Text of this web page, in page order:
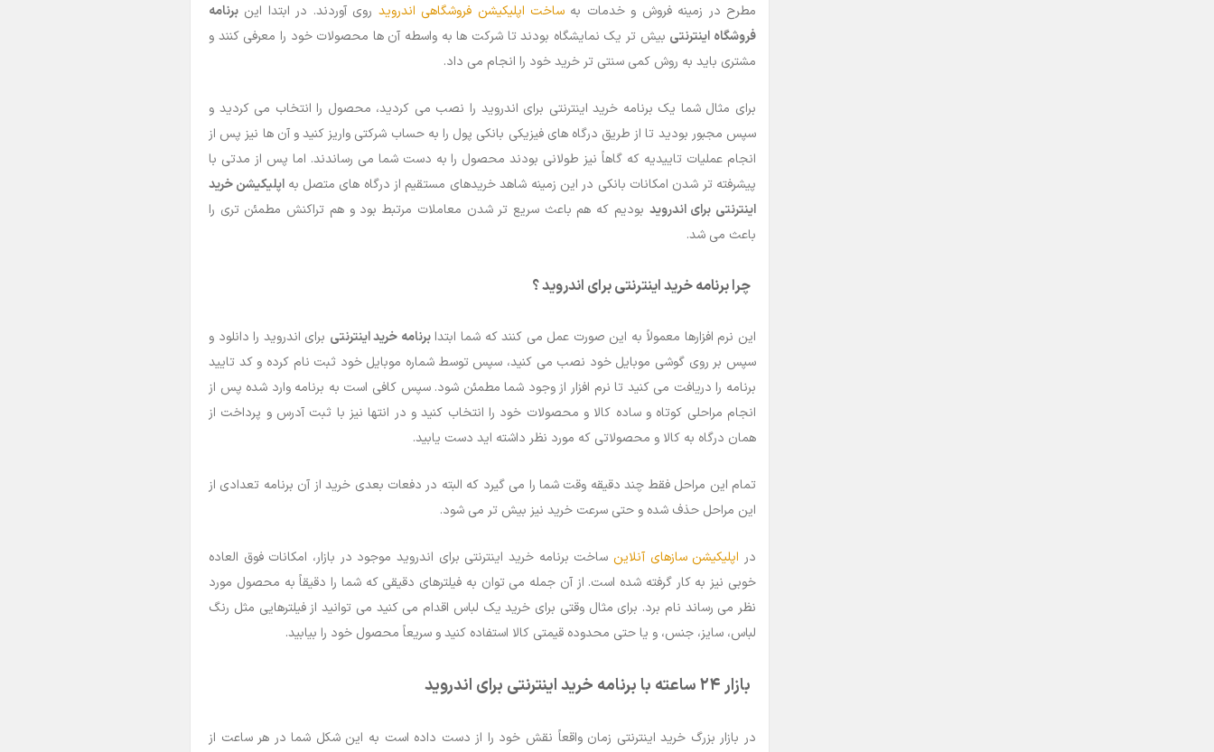
مطرح در زمینه فروش و خدمات بهساخت اپلیکیشن فروشگاهی اندروید روی آوردند. در ابتدا این برنامه
فروشگاه اینترنتی بیش تر یک نمایشگاه بودند تا شرکت ها به واسطه آن ها محصولات خود را معرفی کنند و
مشتری باید به روش کمی سنتی تر خرید خود را انجام می داد.
برای مثال شما یک برنامه خرید اینترنتی برای اندروید را نصب می کردید، محصول را انتخاب می کردید و
سپس مجبور بودید تا از طریق درگاه های فیزیکی بانکی پول را به حساب شرکتی واریز کنید و آن ها نیز پس از
انجام عملیات تاییدیه که گاهاً نیز طولانی بودند محصول را به دست شما می رساندند. اما پس از مدتی با
پیشرفته تر شدن امکانات بانکی در این زمینه شاهد خریدهای مستقیم از درگاه های متصل به اپلیکیشن خرید
اینترنتی برای اندروید بودیم که هم باعث سریع تر شدن معاملات مرتبط بود و هم تراکنش مطمئن تری را
باعث می شد.
چرا برنامه خرید اینترنتی برای اندروید ؟
این نرم افزارها معمولاً به این صورت عمل می کنند که شما ابتدابرنامه خرید اینترنتی برای اندروید را دانلود و
سپس بر روی گوشی موبایل خود نصب می کنید، سپس توسط شماره موبایل خود ثبت نام کرده و کد تایید
برنامه را دریافت می کنید تا نرم افزار از وجود شما مطمئن شود. سپس کافی است به برنامه وارد شده پس از
انجام مراحلی کوتاه و ساده کالا و محصولات خود را انتخاب کنید و در انتها نیز با ثبت آدرس و پرداخت از
همان درگاه به کالا و محصولاتی که مورد نظر داشته اید دست یابید.
تمام این مراحل فقط چند دقیقه وقت شما را می گیرد که البته در دفعات بعدی خرید از آن برنامه تعدادی از
این مراحل حذف شده و حتی سرعت خرید نیز بیش تر می شود.
در اپلیکیشن سازهای آنلاین ساخت برنامه خرید اینترنتی برای اندروید موجود در بازار، امکانات فوق العاده
خوبی نیز به کار گرفته شده است. از آن جمله می توان به فیلترهای دقیقی که شما را دقیقاً به محصول مورد
نظر می رساند نام برد. برای مثال وقتی برای خرید یک لباس اقدام می کنید می توانید از فیلترهایی مثل رنگ
لباس، سایز، جنس، و یا حتی محدوده قیمتی کالا استفاده کنید و سریعاً محصول خود را بیابید.
بازار ۲۴ ساعته با برنامه خرید اینترنتی برای اندروید
در بازار بزرگ خرید اینترنتی زمان واقعاً نقش خود را از دست داده است به این شکل شما در هر ساعت از